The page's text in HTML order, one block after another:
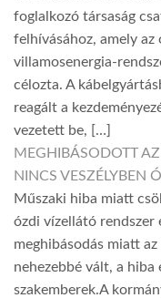
foglalkozó társaság
felhívásához, amely az
villamosenergia-
célozta. A
reagált a
vezetett be, […]
MEGHIBÁSODOTT
NINCS VESZÉLYBEN
Műszaki hiba miatt
ózdi vízellátó rendszer
meghibásodás miatt
nehezebbé vált, a hiba
szakemberek.A